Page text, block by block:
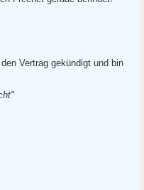
Vertrag gekündigt und bin